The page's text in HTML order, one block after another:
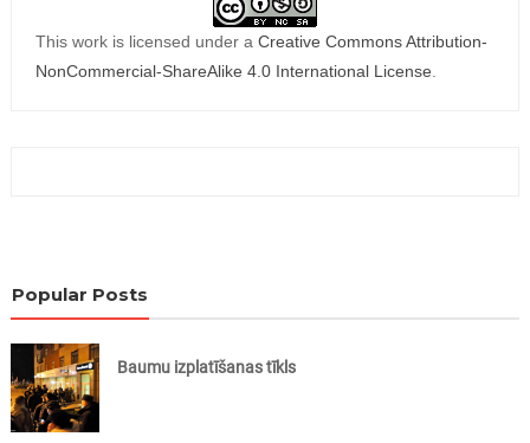
This work is licensed under a Creative Commons Attribution-
NonCommercial-ShareAlike 4.0 International License
Popular Posts
Baumu izplatīšanas tīkls